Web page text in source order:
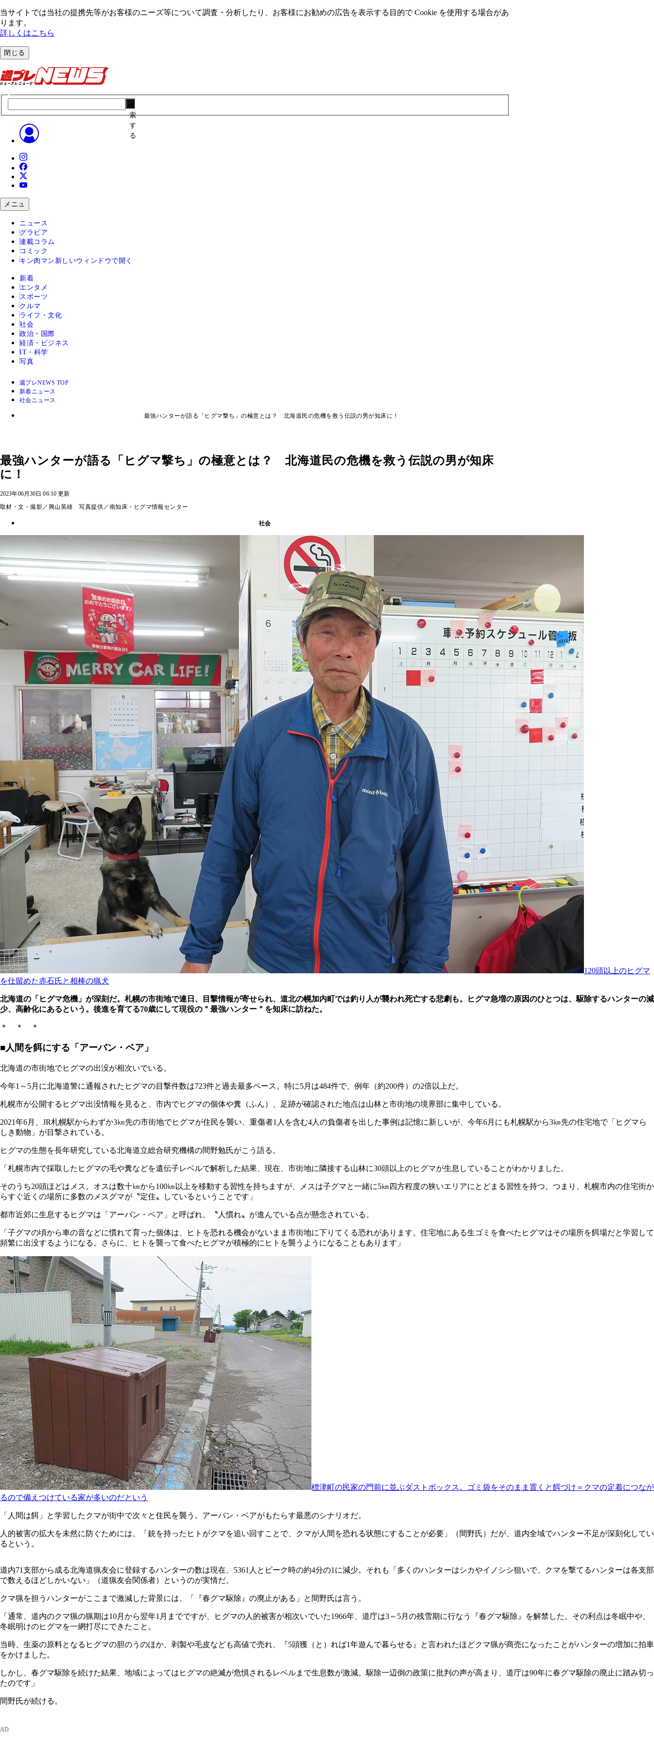
当サイトでは当社の提携先等がお客様のニーズ等について調査・分析したり、お客様にお勧めの広告を表⽰する⽬的で Cookie を使⽤する場合があ
ります。
詳しくはこちら
閉じる
索
す
る
メニュ
ニュース
グラビア
連載コラム
コミック
キン肉マン 新しいウィンドウで開く
新着
エンタメ
スポーツ
クルマ
ライフ・文化
社会
政治・国際
経済・ビジネス
IT・科学
写真
週プレNEWS TOP
新着ニュース
社会ニュース
最強ハンターが語る「ヒグマ撃ち」の極意とは？ 北海道民の危機を救う伝説の男が知床に！
最強ハンターが語る「ヒグマ撃ち」の極意とは？ 北海道民の危機を救う伝説の男が知床
に！
2023年06月30日 06:10 更新
取材・文・撮影／興山英雄 写真提供／南知床・ヒグマ情報センター
社会
120頭以上のヒグマ
を仕留めた赤石氏と相棒の猟犬
北海道の「ヒグマ危機」が深刻だ。札幌の市街地で連日、目撃情報が寄せられ、道北の幌加内町では釣り人が襲われ死亡する悲劇も。ヒグマ急増の原因のひとつは、駆除するハンターの減
少、高齢化にあるという。後進を育てる70歳にして現役の＂最強ハンター＂を知床に訪ねた。
＊ ＊ ＊
■人間を餌にする「アーバン・ベア」
北海道の市街地でヒグマの出没が相次いでいる。
今年1～5月に北海道警に通報されたヒグマの目撃件数は723件と過去最多ペース。特に5月は484件で、例年（約200件）の2倍以上だ。
札幌市が公開するヒグマ出没情報を見ると、市内でヒグマの個体や糞（ふん）、足跡が確認された地点は山林と市街地の境界部に集中している。
2021年6月、JR札幌駅からわずか3㎞先の市街地でヒグマが住民を襲い、重傷者1人を含む4人の負傷者を出した事例は記憶に新しいが、今年6月にも札幌駅から3㎞先の住宅地で「ヒグマら
しき動物」が目撃されている。
ヒグマの生態を長年研究している北海道立総合研究機構の間野勉氏がこう語る。
「札幌市内で採取したヒグマの毛や糞などを遺伝子レベルで解析した結果、現在、市街地に隣接する山林に30頭以上のヒグマが生息していることがわかりました。
そのうち20頭ほどはメス。オスは数十㎞から100㎞以上を移動する習性を持ちますが、メスは子グマと一緒に5㎞四方程度の狭いエリアにとどまる習性を持つ。つまり、札幌市内の住宅街か
らすぐ近くの場所に多数のメスグマが〝定住〟しているということです」
都市近郊に生息するヒグマは「アーバン・ベア」と呼ばれ、〝人慣れ〟が進んでいる点が懸念されている。
「子グマの頃から車の音などに慣れて育った個体は、ヒトを恐れる機会がないまま市街地に下りてくる恐れがあります。住宅地にある生ゴミを食べたヒグマはその場所を餌場だと学習して
頻繁に出没するようになる。さらに、ヒトを襲って食べたヒグマが積極的にヒトを襲うようになることもあります」
標津町の民家の門前に並ぶダストボックス。ゴミ袋をそのまま置くと餌づけ＝クマの定着につなが
るので備えつけている家が多いのだという
「人間は餌」と学習したクマが街中で次々と住民を襲う。アーバン・ベアがもたらす最悪のシナリオだ。
人的被害の拡大を未然に防ぐためには、「銃を持ったヒトがクマを追い回すことで、クマが人間を恐れる状態にすることが必要」（間野氏）だが、道内全域でハンター不足が深刻化してい
るという。
道内71支部から成る北海道猟友会に登録するハンターの数は現在、5361人とピーク時の約4分の1に減少。それも「多くのハンターはシカやイノシシ狙いで、クマを撃てるハンターは各支部
で数えるほどしかいない」（道猟友会関係者）というのが実情だ。
クマ猟を担うハンターがここまで激減した背景には、「『春グマ駆除』の廃止がある」と間野氏は言う。
「通常、道内のクマ猟の猟期は10月から翌年1月までですが、ヒグマの人的被害が相次いでいた1966年、道庁は3～5月の残雪期に行なう『春グマ駆除』を解禁した。その利点は冬眠中や、
冬眠明けのヒグマを一網打尽にできたこと。
当時、生薬の原料となるヒグマの胆のうのほか、剥製や毛皮なども高値で売れ、『5頭獲（と）れば1年遊んで暮らせる』と言われたほどクマ猟が商売になったことがハンターの増加に拍車
をかけました。
しかし、春グマ駆除を続けた結果、地域によってはヒグマの絶滅が危惧されるレベルまで生息数が激減。駆除一辺倒の政策に批判の声が高まり、道庁は90年に春グマ駆除の廃止に踏み切っ
たのです」
間野氏が続ける。